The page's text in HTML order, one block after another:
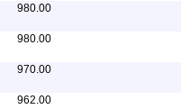
980.00
980.00
970.00
962.00